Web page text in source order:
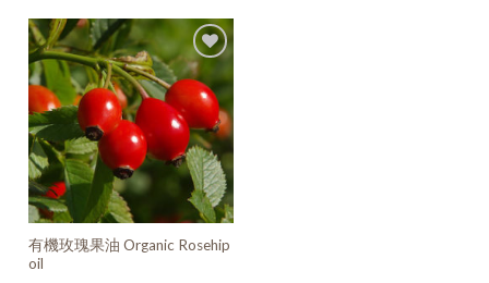
加入
願望
清單
有機玫瑰果油 Organic Rosehip
oil